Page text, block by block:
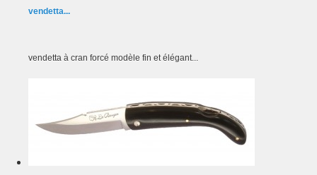
vendetta...
vendetta à cran forcé modèle fin et élégant...